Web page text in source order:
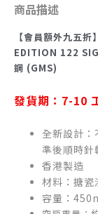
商品描述
【會員額外九五
EDITION 122
鋼 (GMS)
發貨期： 7-10
全新設計
準後順時針
香港製造
材料：搪瓷
容量：